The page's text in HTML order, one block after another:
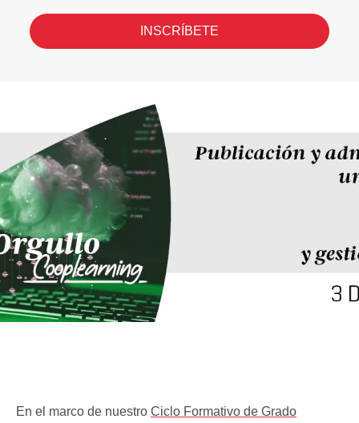
INSCRÍBETE
En el marco de nuestro Ciclo Formativo de Grado